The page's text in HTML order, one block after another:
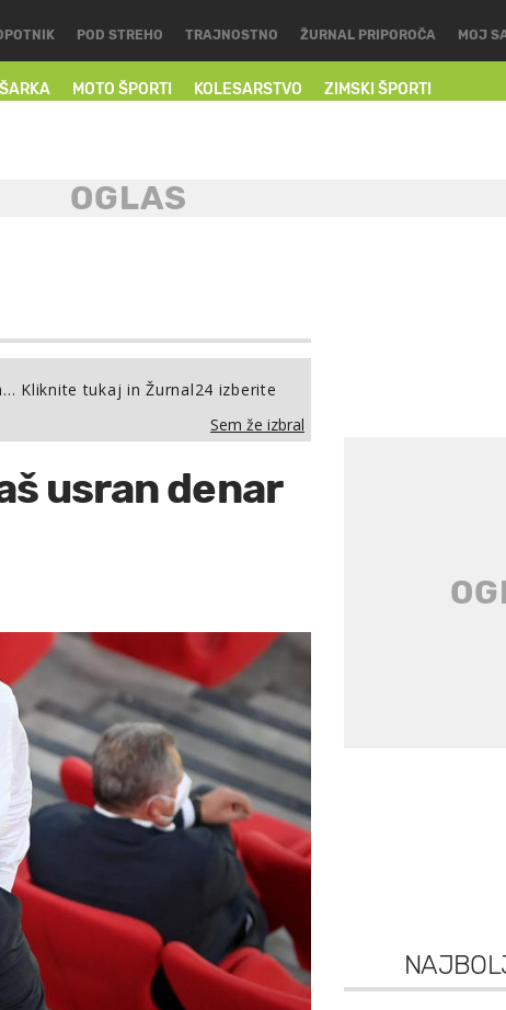
MOTO ŠPORTI KOLESARSTVO ZIMSKI ŠPORTI
POD STREHO TRAJNOSTNO ŽURNAL PRIPOROČA MOJ
Kliknite tukaj in Žurnal24 izberite
Sem že izbral
usran denar